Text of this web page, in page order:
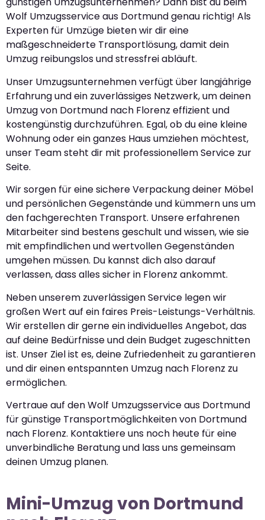
Wolf Umzugsservice aus Dortmund genau richtig! Als
Experten für Umzüge bieten wir dir eine
maßgeschneiderte Transportlösung, damit dein
Umzug reibungslos und stressfrei abläuft.
Unser Umzugsunternehmen verfügt über langjährige
Erfahrung und ein zuverlässiges Netzwerk, um deinen
Umzug von Dortmund nach Florenz effizient und
kostengünstig durchzuführen. Egal, ob du eine kleine
Wohnung oder ein ganzes Haus umziehen möchtest,
unser Team steht dir mit professionellem Service zur
Seite.
Wir sorgen für eine sichere Verpackung deiner Möbel
und persönlichen Gegenstände und kümmern uns um
den fachgerechten Transport. Unsere erfahrenen
Mitarbeiter sind bestens geschult und wissen, wie sie
mit empfindlichen und wertvollen Gegenständen
umgehen müssen. Du kannst dich also darauf
verlassen, dass alles sicher in Florenz ankommt.
Neben unserem zuverlässigen Service legen wir
großen Wert auf ein faires Preis-Leistungs-Verhältnis.
Wir erstellen dir gerne ein individuelles Angebot, das
auf deine Bedürfnisse und dein Budget zugeschnitten
ist. Unser Ziel ist es, deine Zufriedenheit zu garantieren
und dir einen entspannten Umzug nach Florenz zu
ermöglichen.
Vertraue auf den Wolf Umzugsservice aus Dortmund
für günstige Transportmöglichkeiten von Dortmund
nach Florenz. Kontaktiere uns noch heute für eine
unverbindliche Beratung und lass uns gemeinsam
deinen Umzug planen.
Mini-Umzug von Dortmund